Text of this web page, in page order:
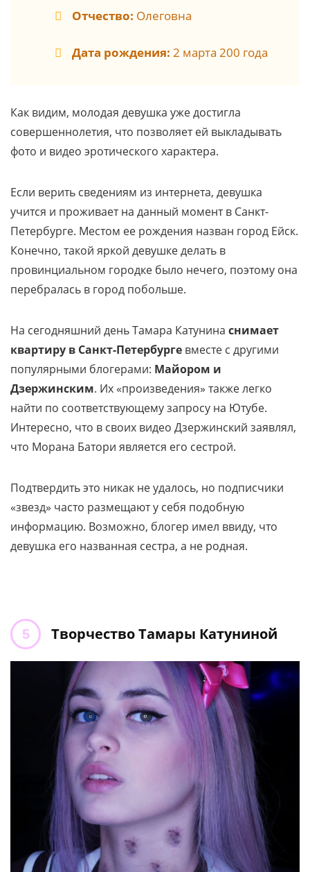
Отчество: Олеговна
Дата рождения: 2 марта 200 года
Как видим, молодая девушка уже достигла
совершеннолетия, что позволяет ей выкладывать
фото и видео эротического характера.
Если верить сведениям из интернета, девушка
учится и проживает на данный момент в Санкт-
Петербурге. Местом ее рождения назван город Ейск.
Конечно, такой яркой девушке делать в
провинциальном городке было нечего, поэтому она
перебралась в город побольше.
На сегодняшний день Тамара Катунина снимает
квартиру в Санкт-Петербурге вместе с другими
популярными блогерами: Майором и
Дзержинским. Их «произведения» также легко
найти по соответствующему запросу на Ютубе.
Интересно, что в своих видео Дзержинский заявлял,
что Морана Батори является его сестрой.
Подтвердить это никак не удалось, но подписчики
«звезд» часто размещают у себя подобную
информацию. Возможно, блогер имел ввиду, что
девушка его названная сестра, а не родная.
Творчество Тамары Катуниной